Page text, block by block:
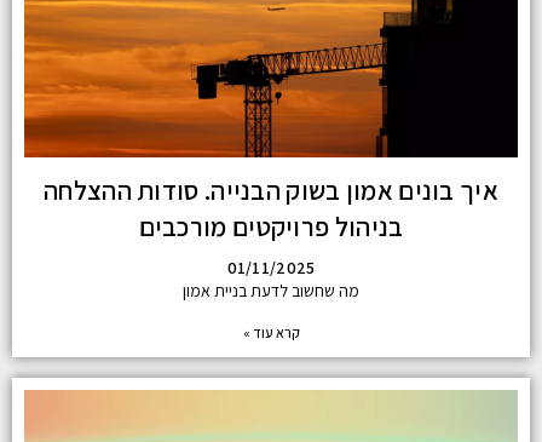
איך בונים אמון בשוק הבנייה. סודות ההצלחה
בניהול פרויקטים מורכבים
01/11/2025
מה שחשוב לדעת בניית אמון
קרא עוד »